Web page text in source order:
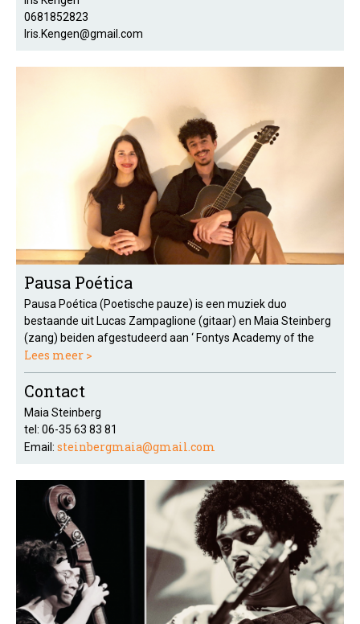
0681852823
Iris.Kengen@gmail.com
Pausa Poética
Pausa Poética (Poetische pauze) is een muziek duo
bestaande uit Lucas Zampaglione (gitaar) en Maia Steinberg
(zang) beiden afgestudeerd aan ‘ Fontys Academy of the
Lees meer >
Contact
Maia Steinberg
tel: 06-35 63 83 81
Email: steinbergmaia@gmail.com